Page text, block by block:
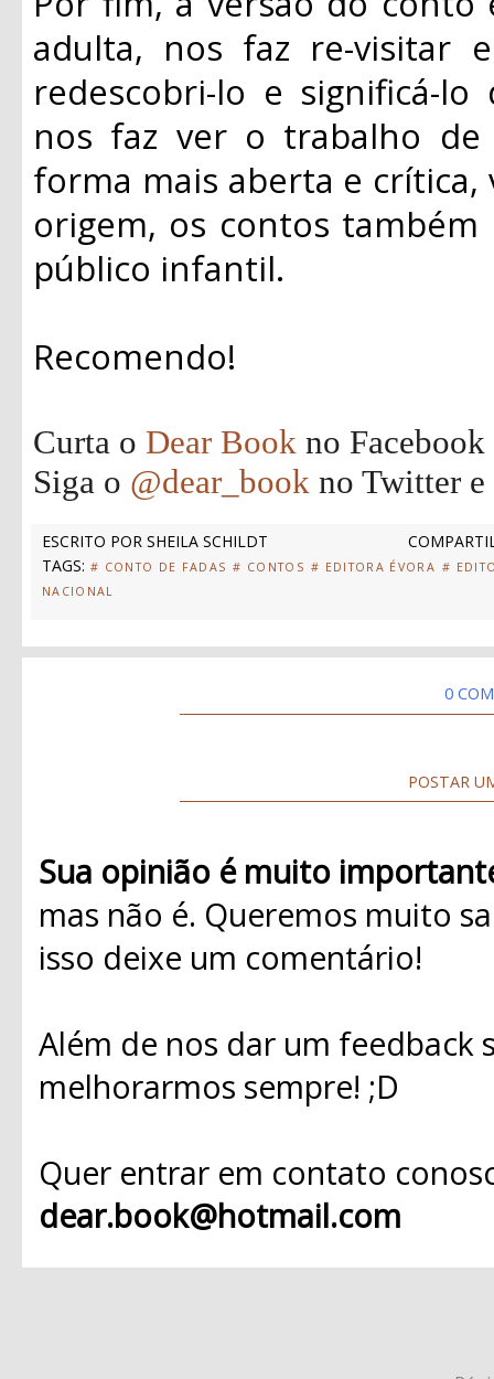
adulta, nos faz re-visitar
redescobri-lo e significá-
nos faz ver o trabalho de
forma mais aberta e
origem, os contos
público infantil.
Recomendo!
Curta o Dear Book no Facebook
Siga o @dear_book no Twitter
ESCRITO POR SHEILA SCHILDT
TAGS: # CONTO DE FADAS # CONTOS # EDITORA ÉVORA #
NACIONAL
0
POSTAR
Sua opinião é muito
mas não é. Queremos muito
isso deixe um comentário!
Além de nos dar um
melhorarmos sempre! ;D
Quer entrar em contato
dear.book@hotmail.com